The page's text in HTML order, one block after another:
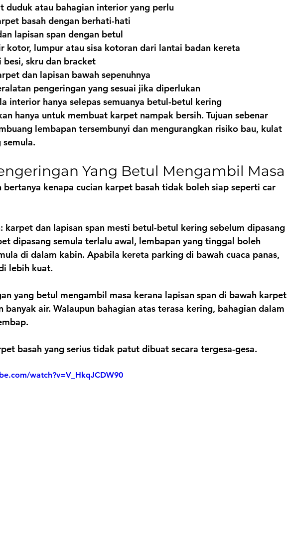
duduk atau bahagian interior yang perlu
basah dengan berhati-hati
lapisan span dengan betul
kotor, lumpur atau sisa kotoran dari lantai badan kereta
skru dan bracket
dan lapisan bawah sepenuhnya
pengeringan yang sesuai jika diperlukan
interior hanya selepas semuanya betul-betul kering
hanya untuk membuat karpet nampak bersih. Tujuan sebenar
lembapan tersembunyi dan mengurangkan risiko bau, kulat
Yang Betul Mengambil Masa
bertanya kenapa cucian karpet basah tidak boleh siap seperti car
karpet dan lapisan span mesti betul-betul kering sebelum dipasang
dipasang semula terlalu awal, lembapan yang tinggal boleh
di dalam kabin. Apabila kereta parking di bawah cuaca panas,
lebih kuat.
yang betul mengambil masa kerana lapisan span di bawah karpet
banyak air. Walaupun bahagian atas terasa kering, bahagian dalam
basah yang serius tidak patut dibuat secara tergesa-gesa.
watch?v=V_HkqJCDW90